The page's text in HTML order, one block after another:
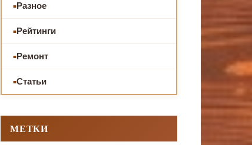
Разное
Рейтинги
Ремонт
Статьи
МЕТКИ